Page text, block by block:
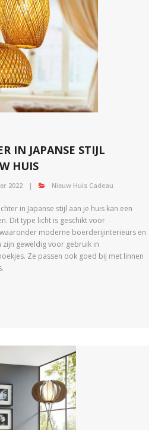
IN JAPANSE STIJL
HUIS
2022 Nieuw Huis Cadeau
in Japanse stijl aan je huis kan een
Dit type licht is geschikt voor
moderne boerderijinterieurs en
geweldig voor gebruik in
Ze passen ook goed bij met linnen